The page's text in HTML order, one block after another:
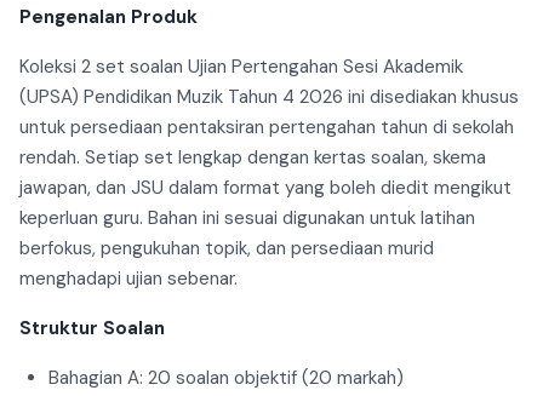
Pengenalan Produk
Koleksi 2 set soalan Ujian Pertengahan Sesi Akademik
(UPSA) Pendidikan Muzik Tahun 4 2026 ini disediakan khusus
untuk persediaan pentaksiran pertengahan tahun di sekolah
rendah. Setiap set lengkap dengan kertas soalan, skema
jawapan, dan JSU dalam format yang boleh diedit mengikut
keperluan guru. Bahan ini sesuai digunakan untuk latihan
berfokus, pengukuhan topik, dan persediaan murid
menghadapi ujian sebenar.
Struktur Soalan
Bahagian A: 20 soalan objektif (20 markah)